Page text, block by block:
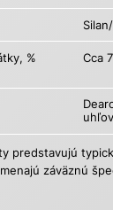
%
Cca 7
predstavujú
záväznú